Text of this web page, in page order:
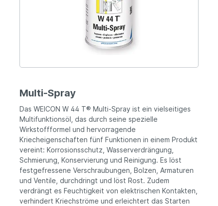
Multi-Spray
Das WEICON W 44 T® Multi-Spray ist ein vielseitiges
Multifunktionsöl, das durch seine spezielle
Wirkstoffformel und hervorragende
Kriecheigenschaften fünf Funktionen in einem Produkt
vereint: Korrosionsschutz, Wasserverdrängung,
Schmierung, Konservierung und Reinigung. Es löst
festgefressene Verschraubungen, Bolzen, Armaturen
und Ventile, durchdringt und löst Rost. Zudem
verdrängt es Feuchtigkeit von elektrischen Kontakten,
verhindert Kriechströme und erleichtert das Starten